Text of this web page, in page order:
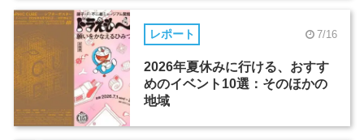
レポート 7/16
2026年夏休みに行ける、おすす
めのイベント10選：そのほかの
地域